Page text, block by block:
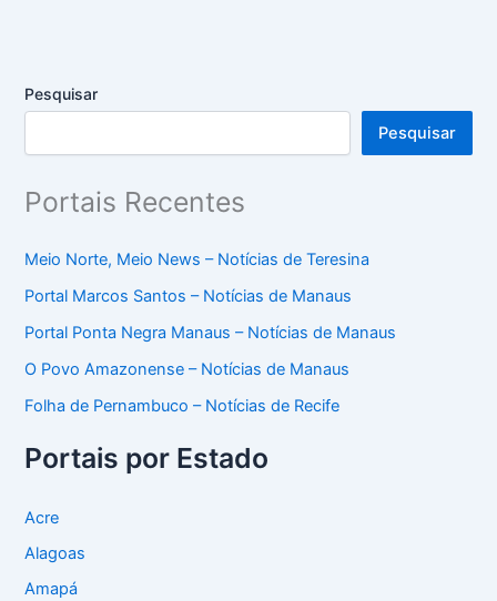
Pesquisar
Pesquisar
Portais Recentes
Meio Norte, Meio News – Notícias de Teresina
Portal Marcos Santos – Notícias de Manaus
Portal Ponta Negra Manaus – Notícias de Manaus
O Povo Amazonense – Notícias de Manaus
Folha de Pernambuco – Notícias de Recife
Portais por Estado
Acre
Alagoas
Amapá